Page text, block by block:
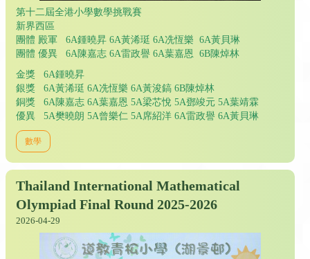
第十二屆全港小學數學挑戰賽
新界西區
團體 殿軍 6A鍾曉昇 6A黃浠珽 6A冼恆樂 6A黃貝琳
團體 優異 6A陳嘉志 6A雷政譽 6A葉嘉恩 6B陳焯林
金獎 6A鍾曉昇
銀獎 6A黃浠珽 6A冼恆樂 6A黃浚鎬 6B陳焯林
銅獎 6A陳嘉志 6A葉嘉恩 5A梁芯悅 5A鄧竣元 5A葉靖霖
優異 5A樊曉朗 5A曾樂仁 5A席紹洋 6A雷政譽 6A黃貝琳
數學
Thailand International Mathematical
Olympiad Final Round 2025-2026
2026-04-29